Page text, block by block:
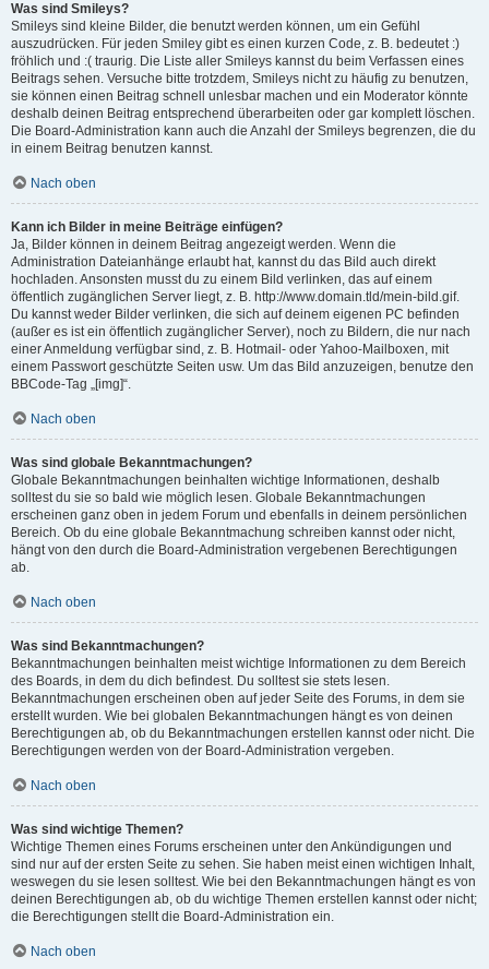
Was sind Smileys?
Smileys sind kleine Bilder, die benutzt werden können, um ein Gefühl
auszudrücken. Für jeden Smiley gibt es einen kurzen Code, z. B. bedeutet :)
fröhlich und :( traurig. Die Liste aller Smileys kannst du beim Verfassen eines
Beitrags sehen. Versuche bitte trotzdem, Smileys nicht zu häufig zu benutzen,
sie können einen Beitrag schnell unlesbar machen und ein Moderator könnte
deshalb deinen Beitrag entsprechend überarbeiten oder gar komplett löschen.
Die Board-Administration kann auch die Anzahl der Smileys begrenzen, die du
in einem Beitrag benutzen kannst.
Nach oben
Kann ich Bilder in meine Beiträge einfügen?
Ja, Bilder können in deinem Beitrag angezeigt werden. Wenn die
Administration Dateianhänge erlaubt hat, kannst du das Bild auch direkt
hochladen. Ansonsten musst du zu einem Bild verlinken, das auf einem
öffentlich zugänglichen Server liegt, z. B. http://www.domain.tld/mein-bild.gif.
Du kannst weder Bilder verlinken, die sich auf deinem eigenen PC befinden
(außer es ist ein öffentlich zugänglicher Server), noch zu Bildern, die nur nach
einer Anmeldung verfügbar sind, z. B. Hotmail- oder Yahoo-Mailboxen, mit
einem Passwort geschützte Seiten usw. Um das Bild anzuzeigen, benutze den
BBCode-Tag „[img]“.
Nach oben
Was sind globale Bekanntmachungen?
Globale Bekanntmachungen beinhalten wichtige Informationen, deshalb
solltest du sie so bald wie möglich lesen. Globale Bekanntmachungen
erscheinen ganz oben in jedem Forum und ebenfalls in deinem persönlichen
Bereich. Ob du eine globale Bekanntmachung schreiben kannst oder nicht,
hängt von den durch die Board-Administration vergebenen Berechtigungen
ab.
Nach oben
Was sind Bekanntmachungen?
Bekanntmachungen beinhalten meist wichtige Informationen zu dem Bereich
des Boards, in dem du dich befindest. Du solltest sie stets lesen.
Bekanntmachungen erscheinen oben auf jeder Seite des Forums, in dem sie
erstellt wurden. Wie bei globalen Bekanntmachungen hängt es von deinen
Berechtigungen ab, ob du Bekanntmachungen erstellen kannst oder nicht. Die
Berechtigungen werden von der Board-Administration vergeben.
Nach oben
Was sind wichtige Themen?
Wichtige Themen eines Forums erscheinen unter den Ankündigungen und
sind nur auf der ersten Seite zu sehen. Sie haben meist einen wichtigen Inhalt,
weswegen du sie lesen solltest. Wie bei den Bekanntmachungen hängt es von
deinen Berechtigungen ab, ob du wichtige Themen erstellen kannst oder nicht;
die Berechtigungen stellt die Board-Administration ein.
Nach oben